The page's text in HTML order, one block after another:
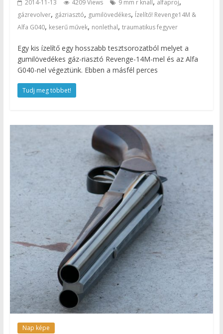
2014-11-13 4209 Views 9 mm r knall alfaproj
gázrevolver, gázriasztó, gumilövedékes, Ízelítő! Revenge14M &
Alfa G040, keserű művek, nonlethal, traumatikus fegyver
Egy kis ízelítő egy hosszabb tesztsorozatból melyet a
gumilövedékes gáz-riasztó Revenge-14M-mel és az Alfa
G040-nel végeztünk. Ebben a másfél perces
Tudj meg többet!
Nap képe